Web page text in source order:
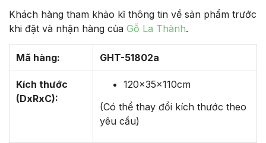
Khách hàng tham khảo kĩ thông tin về sản phẩm trước
khi đặt và nhận hàng của Gỗ La Thành.
Mã hàng: GHT-51802a
Kích thước
(DxRxC):
120x35x110cm
(Có thể thay đổi kích thước theo
yêu cầu)